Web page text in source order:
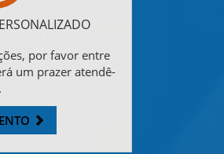
por favor entre
um prazer atendê-